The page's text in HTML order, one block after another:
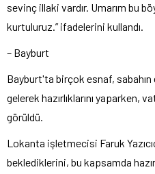
sevinç illaki vardır. Umarım bu
kurtuluruz.” ifadelerini kullandı.
– Bayburt
Bayburt'ta birçok esnaf,
gelerek hazırlıklarını yaparken,
görüldü.
Lokanta işletmecisi Faruk
beklediklerini, bu kapsamda